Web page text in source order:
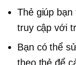
Thẻ giúp
truy cập với
Bạn có thể
theo thẻ để